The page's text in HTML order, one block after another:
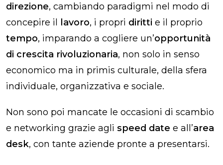
direzione, cambiando paradigmi nel modo di
concepire il lavoro, i propri diritti e il proprio
tempo, imparando a cogliere un’opportunità
di crescita rivoluzionaria, non solo in senso
economico ma in primis culturale, della sfera
individuale, organizzativa e sociale.
Non sono poi mancate le occasioni di scambio
e networking grazie agli speed date e all’area
desk, con tante aziende pronte a presentarsi.